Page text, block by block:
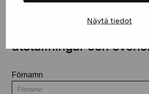
Näytä tiedot
utställningar och
Förnamn